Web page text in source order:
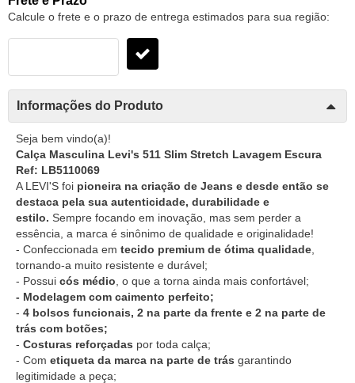
Calcule o frete e o prazo de entrega estimados para sua região:
Informações do Produto
Seja bem vindo(a)!
Calça Masculina Levi's 511 Slim Stretch Lavagem Escura
Ref: LB5110069
A LEVI'S foi pioneira na criação de Jeans e desde então se
destaca pela sua autenticidade, durabilidade e
estilo. Sempre focando em inovação, mas sem perder a
essência, a marca é sinônimo de qualidade e originalidade!
- Confeccionada em tecido premium de ótima qualidade
tornando-a muito resistente e durável;
- Possui cós médio , o que a torna ainda mais confortável;
- Modelagem com caimento perfeito;
- 4 bolsos funcionais, 2 na parte da frente e 2 na parte de
trás com botões;
- Costuras reforçadas por toda calça;
- Com etiqueta da marca na parte de trás garantindo
legitimidade a peça;